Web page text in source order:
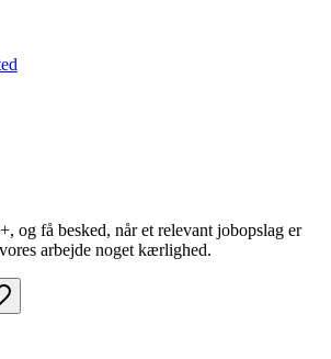
og få besked, når et relevant jobopslag er
arbejde noget kærlighed.